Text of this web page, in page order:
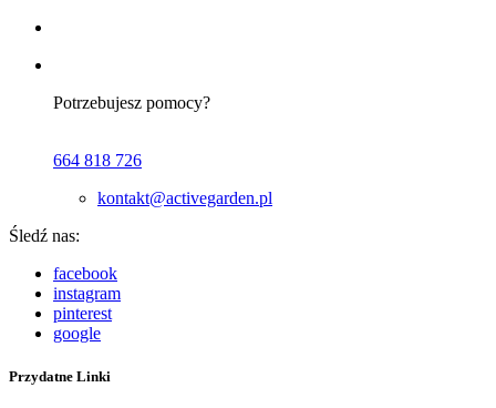
Potrzebujesz pomocy?
664 818 726
kontakt@activegarden.pl
Śledź nas:
facebook
instagram
pinterest
google
Przydatne Linki